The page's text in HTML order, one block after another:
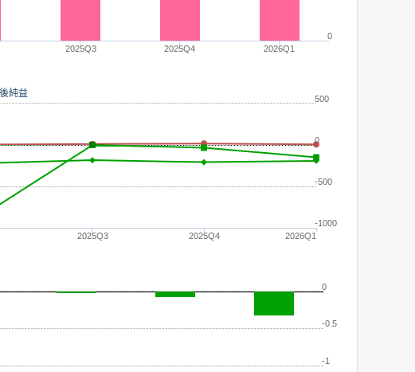
2025Q3 2025Q4 2026Q1
0
純益
2025Q3 2025Q4 2026Q1
-1000
-500
0
500
-1
-0.5
0